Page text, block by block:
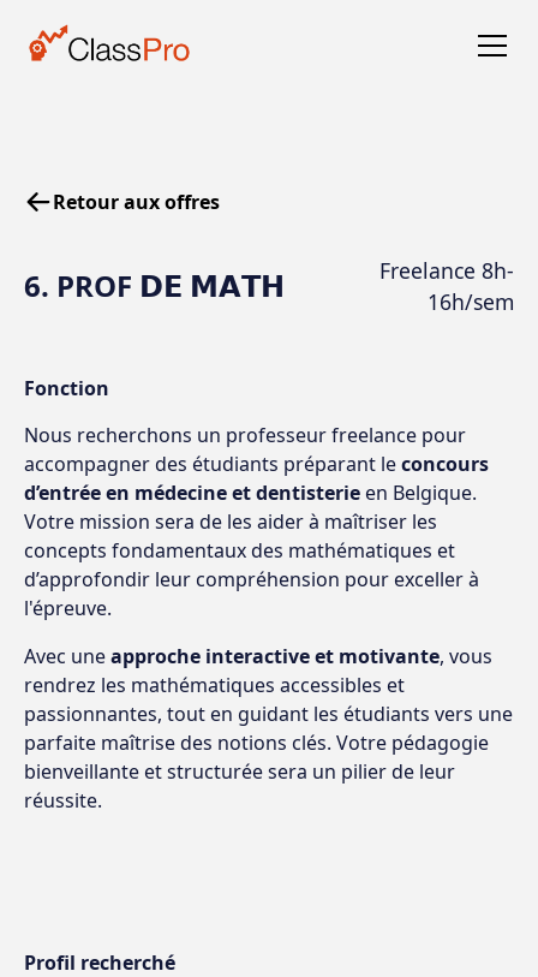
Retour aux offres
6. PROF 𝗗𝗘 𝗠𝗔𝗧𝗛
Freelance 8h-
16h/sem
Fonction
Nous recherchons un professeur freelance pour
accompagner des étudiants préparant leconcours
d’entrée en médecine et dentisterieen Belgique.
Votre mission sera de les aider à maîtriser les
concepts fondamentaux des mathématiques et
d’approfondir leur compréhension pour exceller à
l'épreuve.
Avec uneapproche interactive et motivante, vous
rendrez les mathématiques accessibles et
passionnantes, tout en guidant les étudiants vers une
parfaite maîtrise des notions clés. Votre pédagogie
bienveillante et structurée sera un pilier de leur
réussite.
Profil recherché